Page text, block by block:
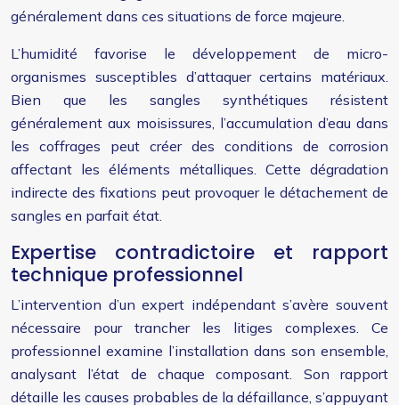
généralement dans ces situations de force majeure.
L’humidité favorise le développement de micro-
organismes susceptibles d’attaquer certains matériaux.
Bien que les sangles synthétiques résistent
généralement aux moisissures, l’accumulation d’eau dans
les coffrages peut créer des conditions de corrosion
affectant les éléments métalliques. Cette dégradation
indirecte des fixations peut provoquer le détachement de
sangles en parfait état.
Expertise contradictoire et rapport
technique professionnel
L’intervention d’un expert indépendant s’avère souvent
nécessaire pour trancher les litiges complexes. Ce
professionnel examine l’installation dans son ensemble,
analysant l’état de chaque composant. Son rapport
détaille les causes probables de la défaillance, s’appuyant